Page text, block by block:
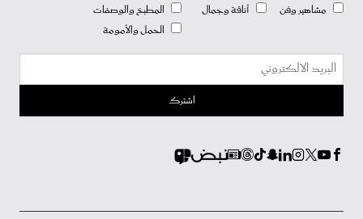
مشاهير وفن
أناقة وجمال
المطبخ والوصفات
الحمل والأمومة